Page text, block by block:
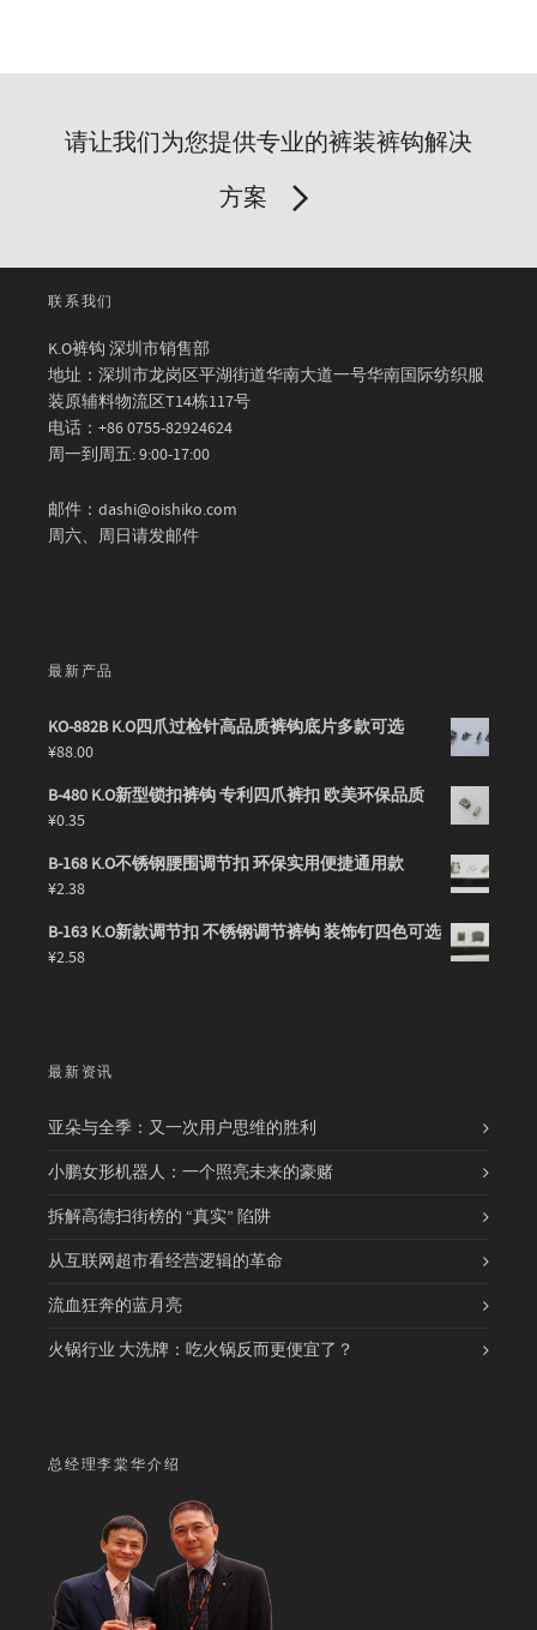
请让我们为您提供专业的裤装裤钩解决
方案
联系我们
K.O裤钩 深圳市销售部
地址：深圳市龙岗区平湖街道华南大道一号华南国际纺织服
装原辅料物流区T14栋117号
电话：+86 0755-82924624
周一到周五: 9:00-17:00
邮件：dashi@oishiko.com
周六、周日请发邮件
最新产品
KO-882B K.O四爪过检针高品质裤钩底片多款可选
¥88.00
B-480 K.O新型锁扣裤钩 专利四爪裤扣 欧美环保品质
¥0.35
B-168 K.O不锈钢腰围调节扣 环保实用便捷通用款
¥2.38
B-163 K.O新款调节扣 不锈钢调节裤钩 装饰钉四色可选
¥2.58
最新资讯
亚朵与全季：又一次用户思维的胜利
小鹏女形机器人：一个照亮未来的豪赌
拆解高德扫街榜的 “真实” 陷阱
从互联网超市看经营逻辑的革命
流血狂奔的蓝月亮
火锅行业 大洗牌：吃火锅反而更便宜了？
总经理李棠华介绍